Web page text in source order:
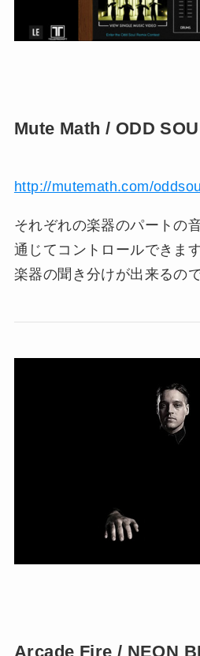
Mute Math / ODD
http://mutemath.com/
それぞれの楽器のパートの
通じてコントロールできます
楽器の聞き分けが出来るの
Arcade Fire / NEON